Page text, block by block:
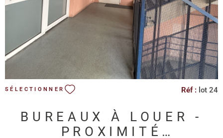
SÉLECTIONNER Réf : lot 24
BUREAUX À LOUER -
PROXIMITÉ